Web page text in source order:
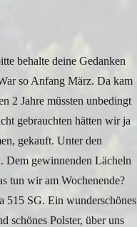
behalte deine Gedanken
so Anfang März. Da kam
2 Jahre müssten unbedingt
gebrauchten hätten wir ja
gekauft. Unter den
Dem gewinnenden Lächeln
tun wir am Wochenende?
515 SG. Ein wunderschönes
schönes Polster, über uns